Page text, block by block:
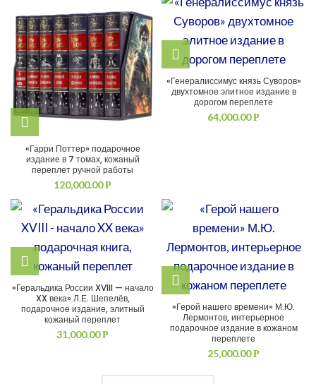
«Гарри Поттер» подарочное
издание в 7 томах, кожаный
переплет ручной работы
120,000.00Р
«Генералиссимус князь Суворов»
двухтомное элитное издание в
дорогом переплете
64,000.00Р
«Геральдика России XVIII — начало
XX века» Л.Е. Шепелёв,
подарочное издание, элитный
кожаный переплет
31,000.00Р
«Герой нашего времени» М.Ю.
Лермонтов, интерьерное
подарочное издание в кожаном
переплете
25,000.00Р